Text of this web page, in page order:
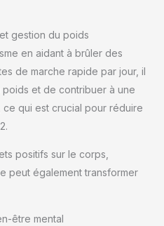
gestion du poids
en aidant à brûler des
de marche rapide par jour, il
et de contribuer à une
qui est crucial pour réduire
positifs sur le corps,
peut également transformer
être mental